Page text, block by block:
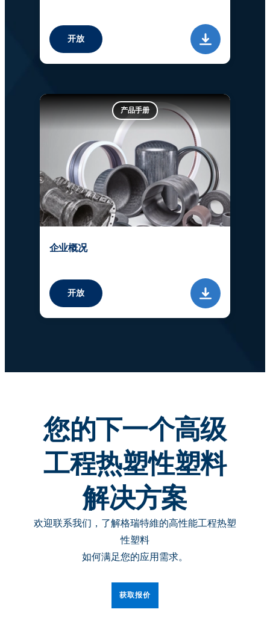
开放
产品手册
企业概况
开放
您的下一个高级
工程热塑性塑料
解决方案
欢迎联系我们，了解格瑞特維的高性能工程热塑
性塑料
如何满足您的应用需求。
获取报价